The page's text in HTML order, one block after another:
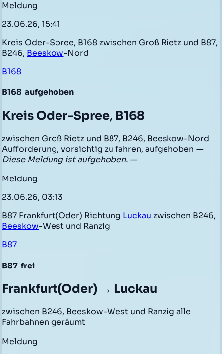
Meldung
23.06.26, 15:41
Kreis Oder-Spree, B168 zwischen Groß Rietz und B87,
B246, Beeskow-Nord
B168
B168 aufgehoben
Kreis Oder-Spree, B168
zwischen Groß Rietz und B87, B246, Beeskow-Nord
Aufforderung, vorsichtig zu fahren, aufgehoben —
Diese Meldung ist aufgehoben. —
Meldung
23.06.26, 03:13
B87 Frankfurt(Oder) Richtung Luckau zwischen B246,
Beeskow-West und Ranzig
B87
B87 frei
Frankfurt(Oder) → Luckau
zwischen B246, Beeskow-West und Ranzig alle
Fahrbahnen geräumt
Meldung